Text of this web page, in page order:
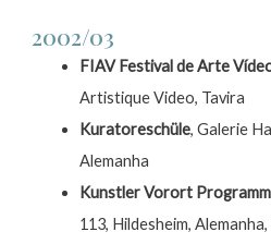
2002/03
FIAV Festival de Arte
Artistique Video, Tavira
Kuratoreschüle, Galerie
Alemanha
Kunstler Vorort Programm
113, Hildesheim,